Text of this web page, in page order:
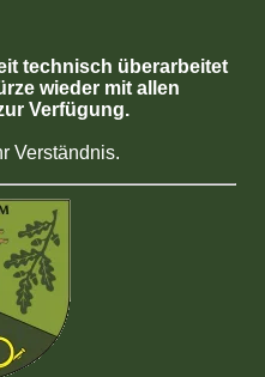
technisch überarbeitet
wieder mit allen
Verfügung.
Verständnis.